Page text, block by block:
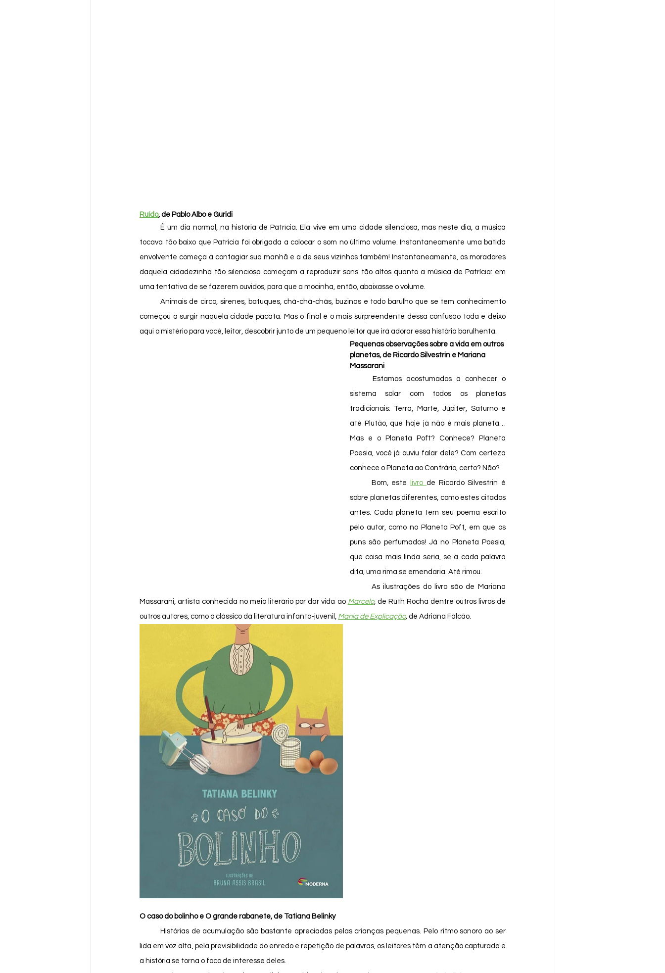
Ruído, de Pablo Albo e Guridi
tocava tão baixo que Patrícia foi obrigada a colocar o som no último volume. Instantaneamente uma batida
envolvente começa a contagiar sua manhã e a de seus vizinhos também! Instantaneamente, os moradores
daquela cidadezinha tão silenciosa começam a reproduzir sons tão altos quanto a música de Patrícia: em
uma tentativa de se fazerem ouvidos, para que a mocinha, então, abaixasse o volume.
começou a surgir naquela cidade pacata. Mas o final é o mais surpreendente dessa confusão toda e deixo
aqui o mistério para você, leitor, descobrir junto de um pequeno leitor que irá adorar essa história barulhenta.
Pequenas observações sobre a vida em outros
planetas, de Ricardo Silvestrin e Mariana
Massarani
sistema solar com todos os planetas
tradicionais: Terra, Marte, Júpiter, Saturno e
até Plutão, que hoje já não é mais planeta…
Mas e o Planeta Poft? Conhece? Planeta
Poesia, você já ouviu falar dele? Com certeza
conhece o Planeta ao Contrário, certo? Não?
	Bom, este
livro de Ricardo Silvestrin é
sobre planetas diferentes, como estes citados
antes. Cada planeta tem seu poema escrito
pelo autor, como no Planeta Poft, em que os
puns são perfumados! Já no Planeta Poesia,
que coisa mais linda seria, se a cada palavra
dita, uma rima se emendaria. Até rimou.
Massarani, artista conhecida no meio literário por dar vida ao Marcelo, de Ruth Rocha dentre outros livros de
outros autores, como o clássico da literatura infanto-juvenil, Mania de Explicação, de Adriana Falcão.
O caso do bolinho e O grande rabanete, de Tatiana Belinky
lida em voz alta, pela previsibilidade do enredo e repetição de palavras, os leitores têm a atenção capturada e
a história se torna o foco de interesse deles.